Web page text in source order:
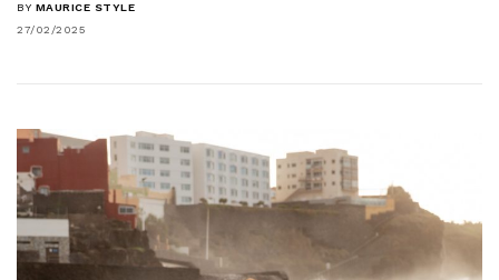
BY MAURICE STYLE
27/02/2025